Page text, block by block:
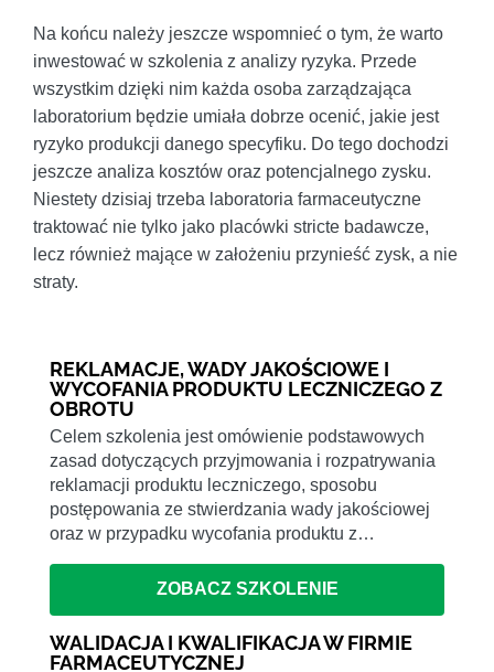
Na końcu należy jeszcze wspomnieć o tym, że warto
inwestować w szkolenia z analizy ryzyka. Przede
wszystkim dzięki nim każda osoba zarządzająca
laboratorium będzie umiała dobrze ocenić, jakie jest
ryzyko produkcji danego specyfiku. Do tego dochodzi
jeszcze analiza kosztów oraz potencjalnego zysku.
Niestety dzisiaj trzeba laboratoria farmaceutyczne
traktować nie tylko jako placówki stricte badawcze,
lecz również mające w założeniu przynieść zysk, a nie
straty.
REKLAMACJE, WADY JAKOŚCIOWE I
WYCOFANIA PRODUKTU LECZNICZEGO Z
OBROTU
Celem szkolenia jest omówienie podstawowych
zasad dotyczących przyjmowania i rozpatrywania
reklamacji produktu leczniczego, sposobu
postępowania ze stwierdzania wady jakościowej
oraz w przypadku wycofania produktu z…
ZOBACZ SZKOLENIE
WALIDACJA I KWALIFIKACJA W FIRMIE
FARMACEUTYCZNEJ